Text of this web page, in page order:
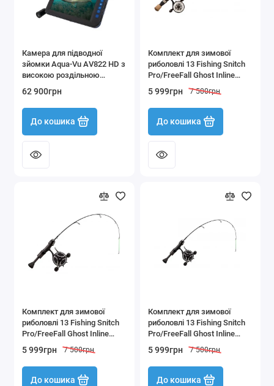
Камера для підводної
зйомки Aqua-Vu AV822 HD з
високою роздільною
62 900грн
До кошика
Комплект для зимової
риболовлі 13 Fishing Snitch
Pro/FreeFall Ghost Inline
SND2-25QT-LH під ліву руку
63 см (вудилище та
котушка)
5 999грн 7 500грн
До кошика
Комплект для зимової
риболовлі 13 Fishing Snitch
Pro/FreeFall Ghost Inline
SNPFF-29-LH під ліву руку 73
см (вудлище та котушка)
5 999грн 7 500грн
До кошика
Комплект для зимової
риболовлі 13 Fishing Snitch
Pro/FreeFall Ghost Inline
SNPFF-29-RH під праву руку
73 см (вудилище та
котушка)
5 999грн 7 500грн
До кошика